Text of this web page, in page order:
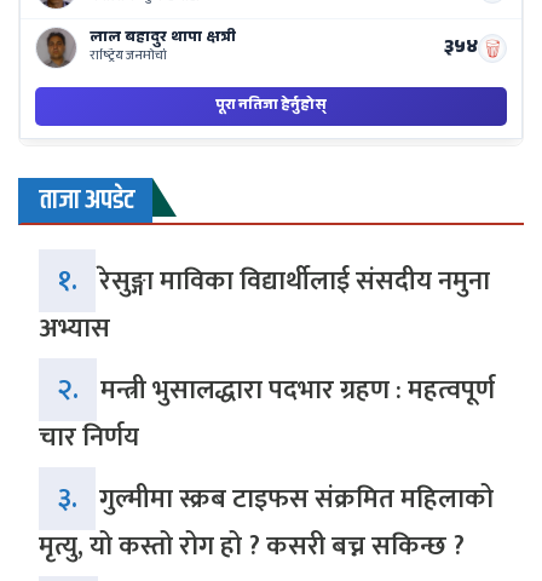
ताजा अपडेट
१. रेसुङ्गा माविका विद्यार्थीलाई संसदीय नमुना
अभ्यास
२. मन्त्री भुसालद्धारा पदभार ग्रहण : महत्वपूर्ण
चार निर्णय
३. गुल्मीमा स्क्रब टाइफस संक्रमित महिलाको
मृत्यु, यो कस्तो रोग हो ? कसरी बच्न सकिन्छ ?